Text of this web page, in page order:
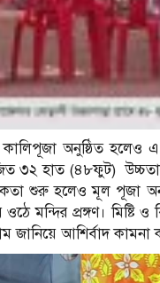
কালিপূজা অনুষ্ঠিত
৩২ হাত (৪৮ফুট) উচ্চতার
শুরু হলেও মূল পূজা
মন্দির প্রঙ্গণ। মিষ্টি
জানিয়ে আশির্বাদ